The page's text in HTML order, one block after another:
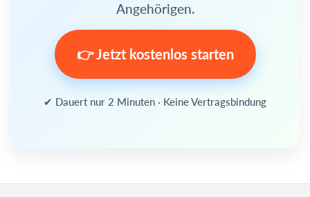
Angehörigen.
👉 Jetzt kostenlos starten
✔ Dauert nur 2 Minuten · Keine Vertragsbindung